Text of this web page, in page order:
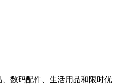
、数码配件、生活用品和限时优